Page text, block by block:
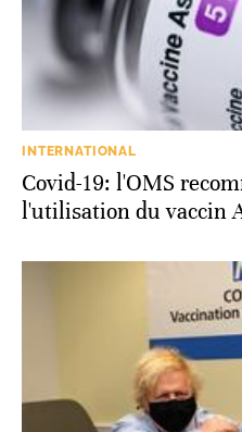
INTERNATIONAL
Covid-19: l'OMS
l'utilisation du vaccin